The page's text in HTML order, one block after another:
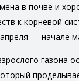
в почве и
к корневой
— начале
газона